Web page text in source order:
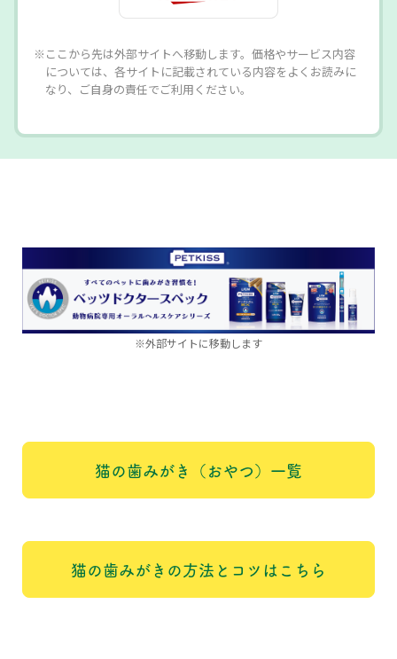
※ここから先は外部サイトへ移動します。価格やサービス内容
については、各サイトに記載されている内容をよくお読みに
なり、ご自身の責任でご利用ください。
※外部サイトに移動します
猫の歯みがき（おやつ）一覧
猫の歯みがきの方法とコツはこちら